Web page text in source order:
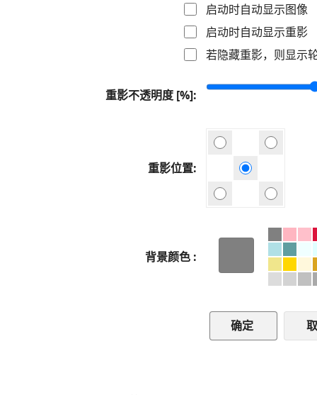
启动时自动显示图像
启动时自动显示重影
若隐藏重影，则显示
重影不透明度 [%]
重影位置
背景颜色